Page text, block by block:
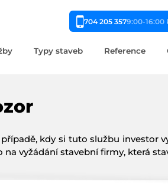
704 205 3579:00-16:00
Typy staveb Reference
případě, kdy si tuto službu investor
vyžádání stavební firmy, která